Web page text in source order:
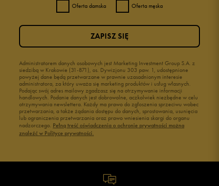
Oferta damska Oferta męska
Administratorem danych osobowych jest Marketing Investment Group S.A. z
siedzibą w Krakowie (31-871), os. Dywizjonu 303 paw. 1, udostępnione
powyżej dane będą przetwarzane w prawnie uzasadnionym interesie
administratora, za który uważa się marketing produktów i usług własnych.
Podając swój adres mailowy zgadzasz się na otrzymywanie informacji
handlowych. Podanie danych jest dobrowolne, aczkolwiek niezbędne w celu
otrzymywania newslettera. Każdy ma prawo do zgłoszenia sprzeciwu wobec
przetwarzania, a także żądania dostępu do danych, sprostowania, usunięcia
lub ograniczenia przetwarzania oraz prawo wniesienia skargi do organu
nadzorczego. Pełną treść oświadczenia o ochronie prywatności można
znaleźć w Polityce prywatności.
ZAPISZ SIĘ